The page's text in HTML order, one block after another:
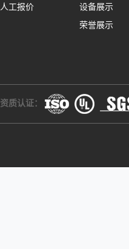
人工报价
设备展示
荣誉展示
资质认证：